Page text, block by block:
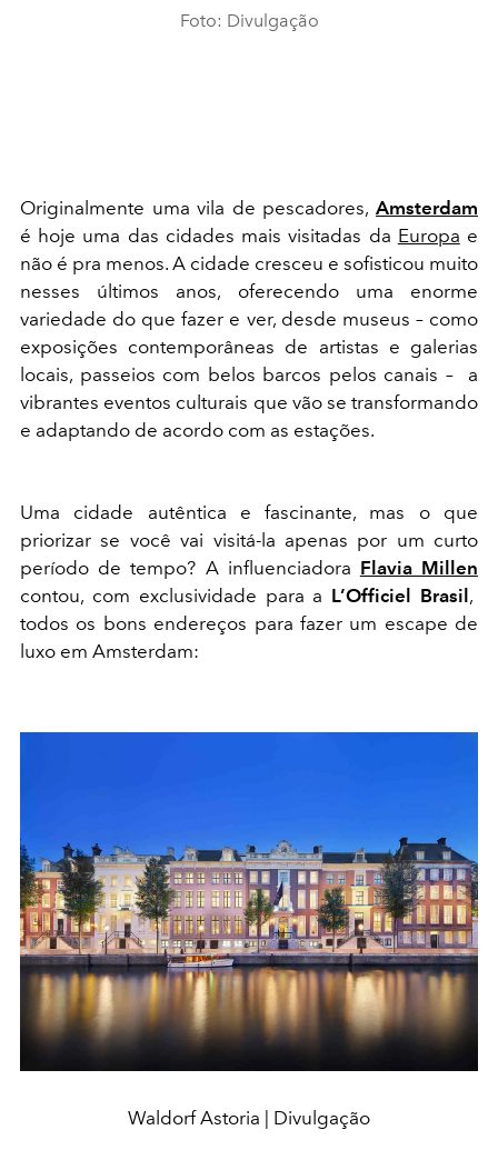
Foto: Divulgação
Originalmente uma vila de pescadores, Amsterdam
é hoje uma das cidades mais visitadas da Europa e
não é pra menos. A cidade cresceu e sofisticou muito
nesses últimos anos, oferecendo uma enorme
variedade do que fazer e ver, desde museus – como
exposições contemporâneas de artistas e galerias
locais, passeios com belos barcos pelos canais – a
vibrantes eventos culturais que vão se transformando
e adaptando de acordo com as estações.
Uma cidade autêntica e fascinante, mas o que
priorizar se você vai visitá-la apenas por um curto
período de tempo? A influenciadora Flavia Millen
contou, com exclusividade para a L’Officiel Brasil ,
todos os bons endereços para fazer um escape de
luxo em Amsterdam:
Waldorf Astoria | Divulgação